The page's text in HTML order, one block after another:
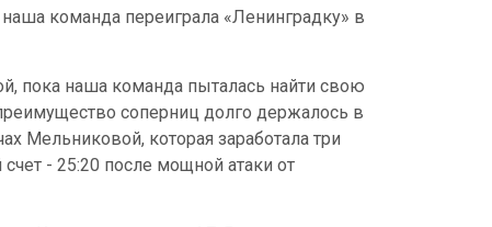
команда переиграла «Ленинградку» в
пока наша команда пыталась найти свою
соперниц долго держалось в
Мельниковой, которая заработала три
- 25:20 после мощной атаки от